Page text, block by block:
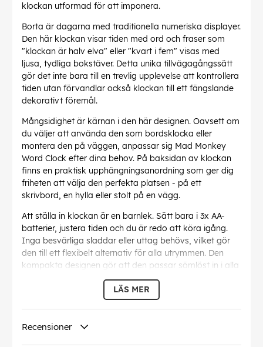
klockan utformad för att imponera.
Borta är dagarna med traditionella numeriska displayer.
Den här klockan visar tiden med ord och fraser som
"klockan är halv elva" eller "kvart i fem" visas med
ljusa, tydliga bokstäver. Detta unika tillvägagångssätt
gör det inte bara till en trevlig upplevelse att kontrollera
tiden utan förvandlar också klockan till ett fängslande
dekorativt föremål.
Mångsidighet är kärnan i den här designen. Oavsett om
du väljer att använda den som bordsklocka eller
montera den på väggen, anpassar sig Mad Monkey
Word Clock efter dina behov. På baksidan av klockan
finns en praktisk upphängningsanordning som ger dig
friheten att välja den perfekta platsen - på ett
skrivbord, en hylla eller stolt på en vägg.
Att ställa in klockan är en barnlek. Sätt bara i 3x AA-
batterier, justera tiden och du är redo att köra igång.
Inga besvärliga sladdar eller uttag behövs, vilket gör
den till ett flexibelt alternativ för alla utrymmen. Den
kompakta designen gör att den passar sömlöst in i alla
miljöer, medan den djärva displayen gör att den sticker
Utöver sin funktionalitet ger den här klockan en
personlig touch till din miljö. Dess eleganta design
LÄS MER
Recensioner